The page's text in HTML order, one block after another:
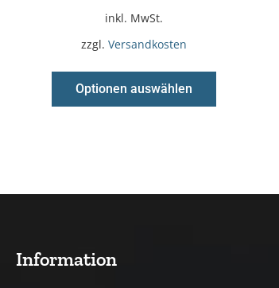
inkl. MwSt.
zzgl. Versandkosten
Optionen auswählen
Information